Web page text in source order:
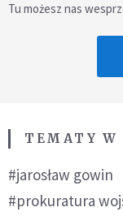
Tu możesz nas
TEMATY W
#jarosław gowin
#prokuratura